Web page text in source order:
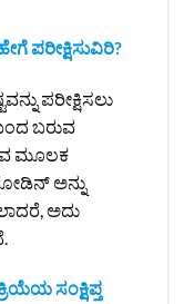
ಪರೀಕ್ಷಿಸುವಿರಿ?
ಪರೀಕ್ಷಿಸಲು
ಬರುವ
ಮೂಲಕ
ಅನ್ನು
ಅದು
ಸಂಕ್ಷಿಪ್ತ